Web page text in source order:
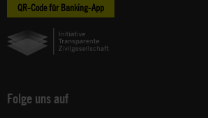
QR-Code für Banking-App
Folge uns auf